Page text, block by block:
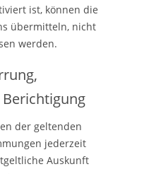
ist, können die
übermitteln, nicht
werden.
der geltenden
jederzeit
Auskunft